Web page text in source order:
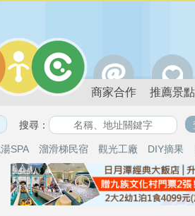
商家合作 推薦景點
搜尋：
SPA 溜滑梯民宿 觀光工廠 DIY摘果